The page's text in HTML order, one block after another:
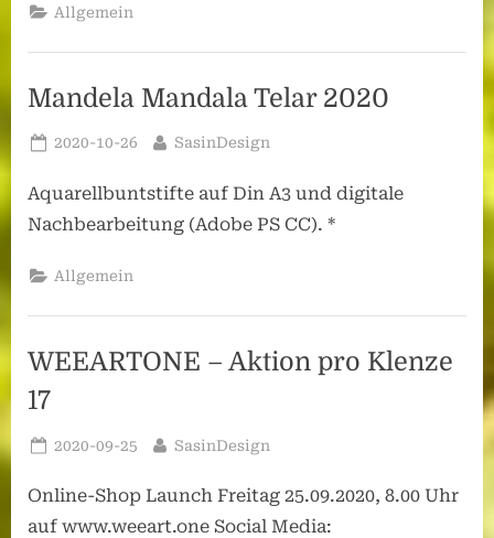
Allgemein
Mandela Mandala Telar 2020
Posted
2020-10-26 By
SasinDesign
Aquarellbuntstifte auf Din A3 und digitale
Nachbearbeitung (Adobe PS CC). *
Allgemein
WEEARTONE – Aktion pro Klenze
17
Posted
2020-09-25 By
SasinDesign
Online-Shop Launch Freitag 25.09.2020, 8.00 Uhr
auf www.weeart.one Social Media: